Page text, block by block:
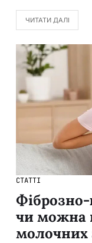
ЧИТАТИ ДАЛІ
СТАТТІ
Фіброзно-
чи можна
молочних